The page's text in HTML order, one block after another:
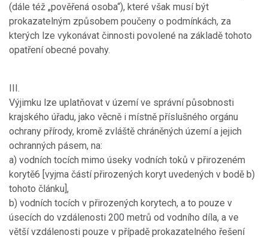
(dále též „pověřená osoba“), které však musí být
prokazatelným způsobem poučeny o podmínkách, za
kterých lze vykonávat činnosti povolené na základě tohoto
opatření obecné povahy.
III.
Výjimku lze uplatňovat v území ve správní působnosti
krajského úřadu, jako věcně i místně příslušného orgánu
ochrany přírody, kromě zvláště chráněných území a jejich
ochranných pásem, na:
a) vodních tocích mimo úseky vodních toků v přirozeném
korytě6 [vyjma částí přirozených koryt uvedených v bodě b)
tohoto článku],
b) vodních tocích v přirozených korytech, a to pouze v
úsecích do vzdálenosti 200 metrů od vodního díla, a ve
větší vzdálenosti pouze v případě prokazatelného řešení